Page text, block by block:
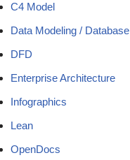
C4 Model
Data Modeling / Database
DFD
Enterprise Architecture
Infographics
Lean
OpenDocs